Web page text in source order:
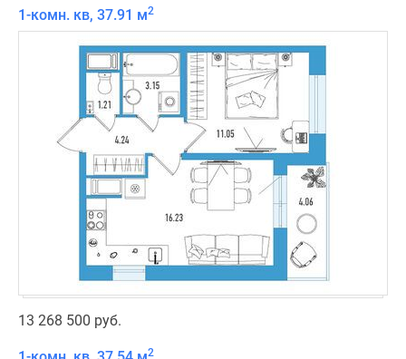
1-комн. кв, 37.91 м2
13 268 500 руб.
2